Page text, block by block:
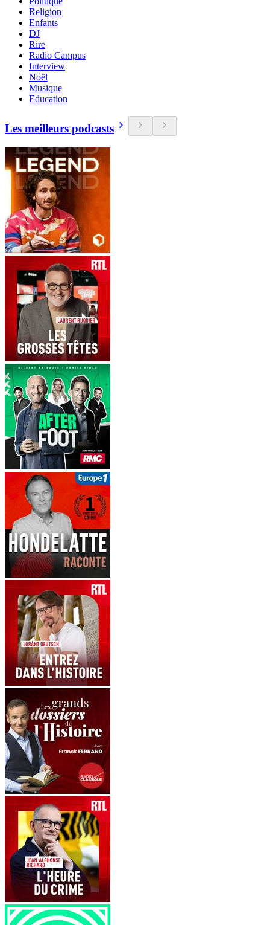
Religion
Enfants
DJ
Rire
Radio Campus
Interview
Noël
Musique
Education
Les meilleurs podcasts